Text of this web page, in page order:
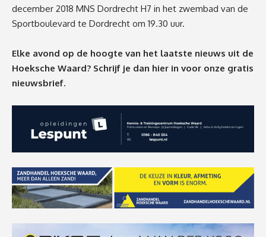
december 2018 MNS Dordrecht H7 in het zwembad van de
Sportboulevard te Dordrecht om 19.30 uur.
Elke avond op de hoogte van het laatste nieuws uit de
Hoeksche Waard? Schrijf je dan hier in voor onze gratis
nieuwsbrief.